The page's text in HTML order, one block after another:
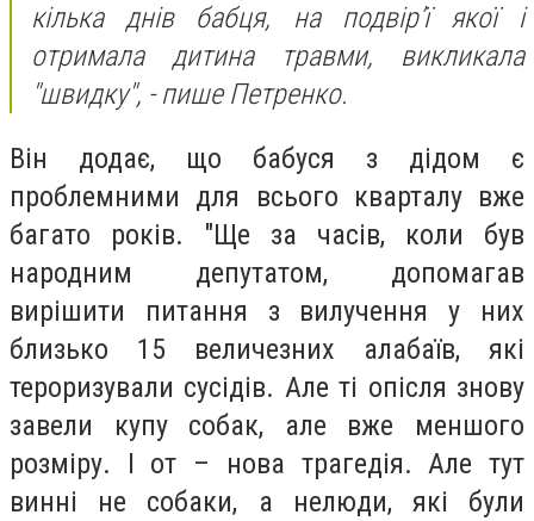
кілька днів бабця, на подвір’ї якої і
отримала дитина травми, викликала
"швидку", - пише Петренко.
Він додає, що бабуся з дідом є
проблемними для всього кварталу вже
багато років. "Ще за часів, коли був
народним депутатом, допомагав
вирішити питання з вилучення у них
близько 15 величезних алабаїв, які
тероризували сусідів. Але ті опісля знову
завели купу собак, але вже меншого
розміру. І от – нова трагедія. Але тут
винні не собаки, а нелюди, які були